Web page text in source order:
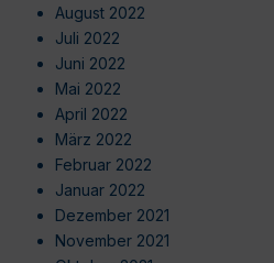
August 2022
Juli 2022
Juni 2022
Mai 2022
April 2022
März 2022
Februar 2022
Januar 2022
Dezember 2021
November 2021